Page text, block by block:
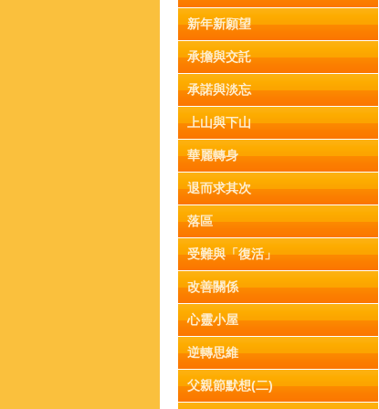
新年新願望
承擔與交託
承諾與淡忘
上山與下山
華麗轉身
退而求其次
落區
受難與「復活」
改善關係
心靈小屋
逆轉思維
父親節默想(二)